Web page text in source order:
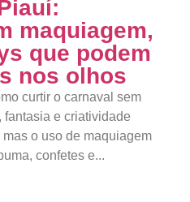
maquiagem,
que podem
nos olhos
curtir o carnaval sem
e criatividade
o uso de maquiagem
confetes e...